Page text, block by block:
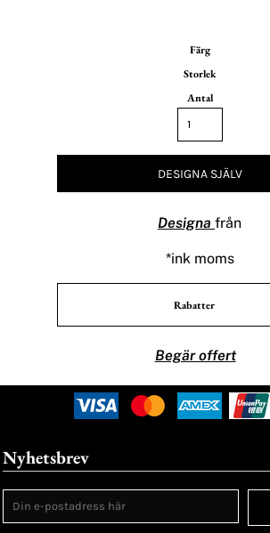
Färg
Storlek
Antal
DESIGNA SJÄLV
Designa från
*ink moms
Rabatter
Begär offert
Nyhetsbrev